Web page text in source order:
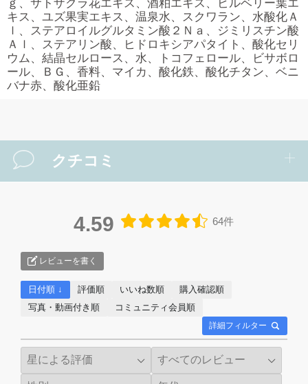
ｇ、サトザクラ花エキス、酒粕エキス、ビルベリー葉エ
キス、ユズ果実エキス、温泉水、スクワラン、水酸化Ａ
ｌ、ステアロイルグルタミン酸２Ｎａ、ジミリスチン酸
Ａｌ、ステアリン酸、ヒドロキシアパタイト、酸化セリ
ウム、結晶セルロース、水、トコフェロール、ビサボロ
ール、ＢＧ、香料、マイカ、酸化鉄、酸化チタン、ベニ
バナ赤、酸化亜鉛
クチコミ
4.59 64件
レビューを書く
詳細フィルター
日付順 ↓ 評価順 いいね数順
購入確認順
写真・動画付き順
コミュニティ会員順